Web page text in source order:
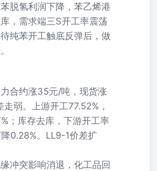
脱氢利润下降，苯乙烯港
，需求端三S开工率震荡
纯苯开工触底反弹后，做
力合约涨35元/吨，现货涨
弱。上游开工77.52%，
；库存去库，下游开工率
0.28%。LL9-1价差扩
缘冲突影响消退，化工品回